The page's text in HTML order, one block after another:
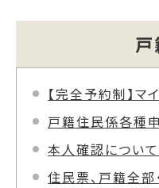
戸
【完全予約制】マイナン
戸籍住民係各種
本人確認について
住民票、戸籍全部・個人事項